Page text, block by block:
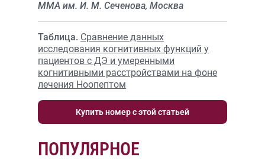
ММА им. И. М. Сеченова, Москва
Таблица. Сравнение данных
исследования когнитивных функций у
пациентов с ДЭ и умеренными
когнитивными расстройствами на фоне
лечения Ноопептом
Купить номер с этой статьей
ПОПУЛЯРНОЕ